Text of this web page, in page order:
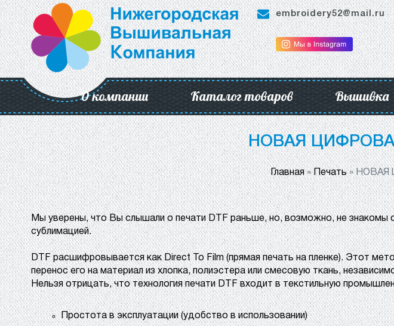
embroidery52@mail.ru
О компании Каталог товаров Вышивка
НОВАЯ
Главная»Печать»НОВАЯ
Мы уверены, что Вы слышали о печати DTF раньше, но, возможно, не знакомы
сублимацией.
DTF расшифровывается как Direct To Film (прямая печать на пленке). Этот
перенос его на материал из хлопка, полиэстера или смесовую ткань,
Нельзя отрицать, что технология печати DTF входит в текстильную
Простота в эксплуатации (удобство в использовании)